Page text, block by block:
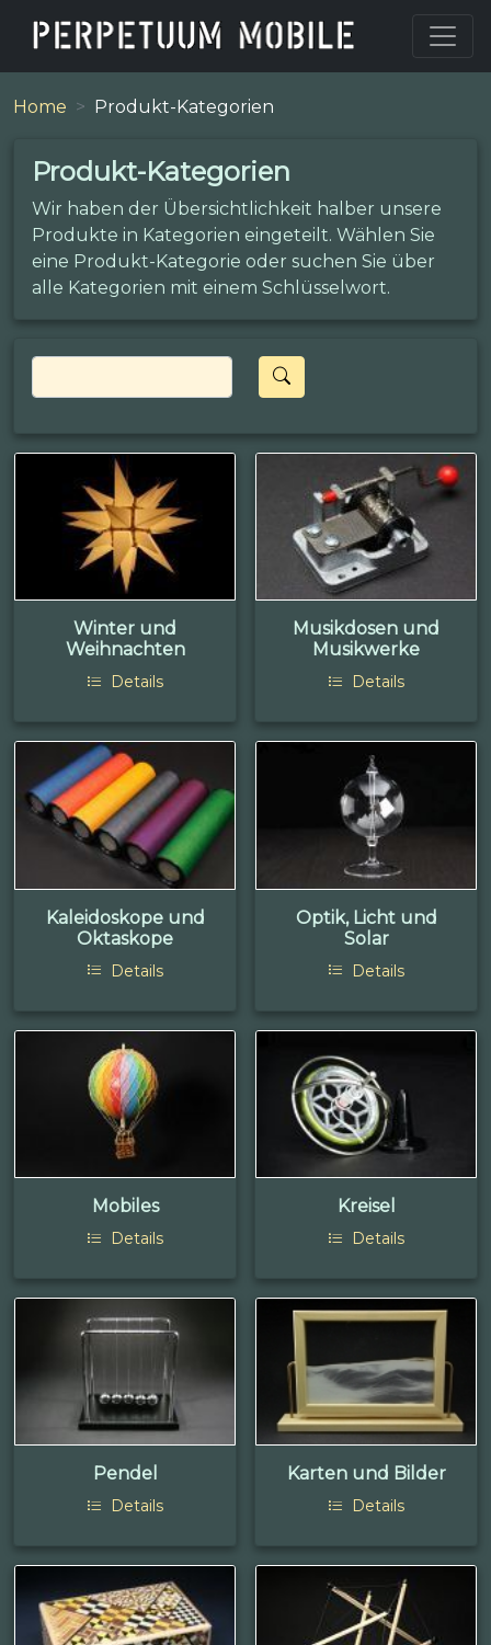
Home Produkt-Kategorien
Produkt-Kategorien
Wir haben der Übersichtlichkeit halber unsere
Produkte in Kategorien eingeteilt. Wählen Sie
eine Produkt-Kategorie oder suchen Sie über
alle Kategorien mit einem Schlüsselwort.
Winter und
Weihnachten
Details
Musikdosen und
Musikwerke
Details
Kaleidoskope und
Oktaskope
Details
Optik, Licht und
Solar
Details
Mobiles
Details
Kreisel
Details
Pendel
Details
Karten und Bilder
Details